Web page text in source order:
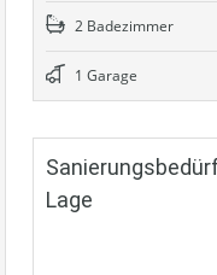
2 Badezimmer
1 Garage
Lage